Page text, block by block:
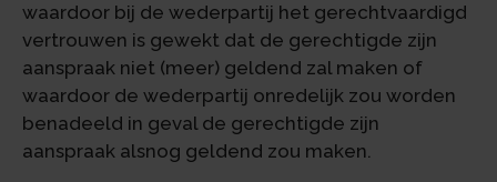
waardoor bij de wederpartij het gerechtvaardigd
vertrouwen is gewekt dat de gerechtigde zijn
aanspraak niet (meer) geldend zal maken of
waardoor de wederpartij onredelijk zou worden
benadeeld in geval de gerechtigde zijn
aanspraak alsnog geldend zou maken.